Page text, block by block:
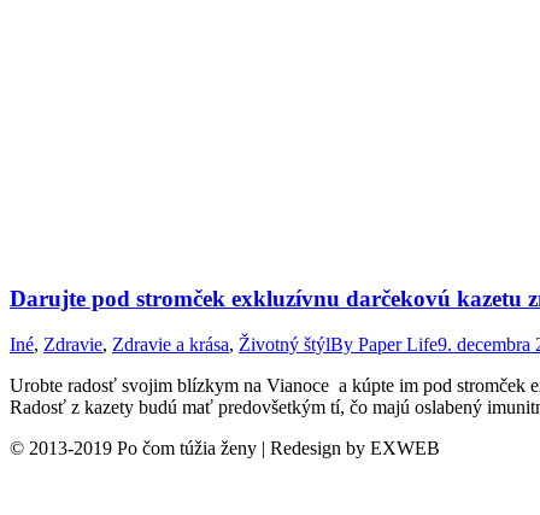
Darujte pod stromček exkluzívnu darčekovú kazetu
Iné, Zdravie, Zdravie a krása, Životný štýlBy Paper Life9. decembra
Urobte radosť svojim blízkym na Vianoce a kúpte im pod stromček
Radosť z kazety budú mať predovšetkým tí, čo majú oslabený
© 2013-2019 Po čom túžia ženy | Redesign by EXWEB